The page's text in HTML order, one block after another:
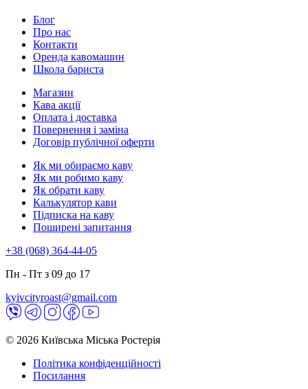
Блог
Про нас
Контакти
Оренда кавомашин
Школа бариста
Магазин
Кава акції
Оплата і доставка
Повернення і заміна
Договір публічної оферти
Як ми обираємо каву
Як ми робимо каву
Як обрати каву
Калькулятор кави
Підписка на каву
Поширені запитання
+38 (068) 364-44-05
Пн - Пт з 09 до 17
kyivcityroast@gmail.com
© 2026 Київська Міська Ростерія
Політика конфіденційності
Посилання